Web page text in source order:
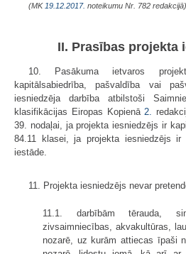
(MK 19.12.2017. noteikumu Nr. 782 redakcijā)
II. Prasības projekta
10. Pasākuma ietvaros
kapitālsabiedrība, pašvaldība vai
iesniedzēja darbība atbilstoši
klasifikācijas Eiropas Kopienā2.
39. nodaļai, ja projekta iesniedzējs ir
84.11 klasei, ja projekta iesniedzējs ir
iestāde.
11. Projekta iesniedzējs nevar
11.1. darbībām tērauda,
zivsaimniecības, akvakultūras,
nozarē, uz kurām attiecas īpaši